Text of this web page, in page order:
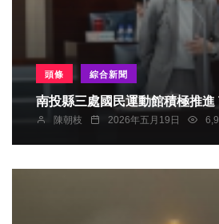
頭條 綜合新聞
南投縣三處國民運動館積極推進
陳朝枝 2026年五月19日